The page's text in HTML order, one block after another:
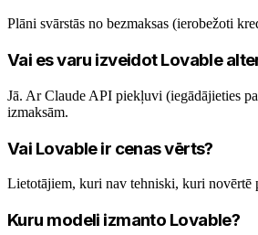
Plāni svārstās no bezmaksas (ierobežoti
Vai es varu izveidot Lovable
Jā. Ar Claude API piekļuvi (iegādājieties
izmaksām.
Vai Lovable ir cenas vērts?
Lietotājiem, kuri nav tehniski, kuri novērtē
Kuru modeli izmanto Lovable?